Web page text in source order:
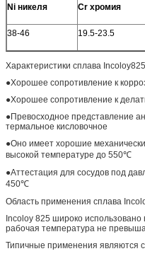
Ni никеля Cr хромия
38-46 19.5-23.5
Характеристики сплава Incoloy825
●Хорошее сопротивление к
●Хорошее сопротивление к
●Превосходное представление
термальное кисловочное
●Оно имеет хорошие
высокой температуре до 550℃
●Аттестация для сосудов под
450℃
Область применения сплава
Incoloy 825 широко
рабочая температура не
Типичные применения являются